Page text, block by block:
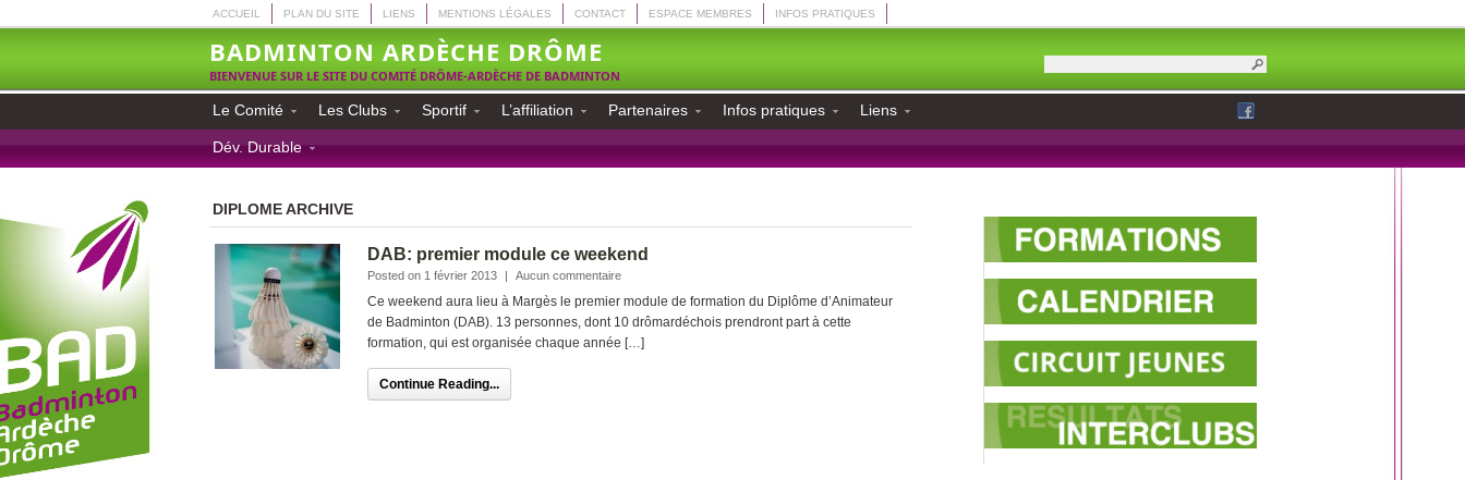
ACCUEIL PLAN DU SITE LIENS MENTIONS LÉGALES CONTACT ESPACE MEMBRES INFOS PRATIQUES
BADMINTON ARDÈCHE DRÔME
BIENVENUE SUR LE SITE DU COMITÉ DRÔME-ARDÈCHE DE BADMINTON
Le Comité Les Clubs Sportif L’affiliation Partenaires Infos pratiques Liens
Dév. Durable
DIPLOME ARCHIVE
DAB: premier module ce weekend
Posted on 1 février 2013 | Aucun commentaire
Ce weekend aura lieu à Margès le premier module de formation du Diplôme d’Animateur
de Badminton (DAB). 13 personnes, dont 10 drômardéchois prendront part à cette
formation, qui est organisée chaque année […]
Continue Reading...